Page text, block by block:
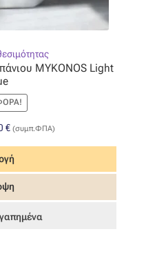
MYKONOS Light
€Η
τιμή
είναι:
36,00 €.
(συμπ.ΦΠΑ)